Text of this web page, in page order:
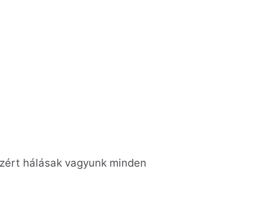
hálásak vagyunk minden